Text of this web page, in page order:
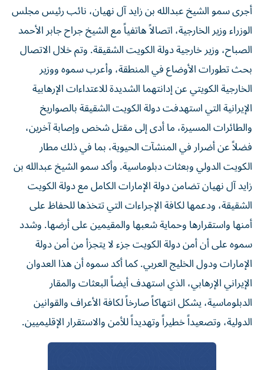
أجرى سمو الشيخ عبدالله بن زايد آل نهيان، نائب رئيس مجلس
الوزراء وزير الخارجية، اتصالاً هاتفياً مع الشيخ جراح جابر الأحمد
الصباح، وزير خارجية دولة الكويت الشقيقة. وتم خلال الاتصال
بحث تطورات الأوضاع في المنطقة، وأعرب سموه ووزير
الخارجية الكويتي عن إدانتهما الشديدة للاعتداءات الإرهابية
الإيرانية التي استهدفت دولة الكويت الشقيقة بالصواريخ
والطائرات المسيرة، ما أدى إلى مقتل شخص وإصابة آخرين،
فضلاً عن أضرار في المنشآت الحيوية، بما في ذلك مطار
الكويت الدولي وبعثات دبلوماسية. وأكد سمو الشيخ عبدالله بن
زايد آل نهيان تضامن دولة الإمارات الكامل مع دولة الكويت
الشقيقة، ودعمها لكافة الإجراءات التي تتخذها للحفاظ على
أمنها واستقرارها وحماية شعبها والمقيمين على أرضها. وشدد
سموه على أن أمن دولة الكويت جزء لا يتجزأ من أمن دولة
الإمارات ودول الخليج العربي. كما أكد سموه أن هذا العدوان
الإيراني الإرهابي، الذي استهدف أيضاً البعثات والمقار
الدبلوماسية، يشكل انتهاكاً صارخاً لكافة الأعراف والقوانين
الدولية، وتصعيداً خطيراً وتهديداً للأمن والاستقرار الإقليميين.